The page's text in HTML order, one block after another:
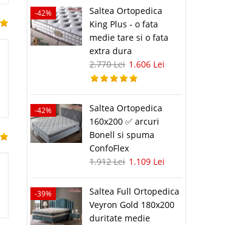
-42%
Saltea Ortopedica
King Plus - o fata
medie tare si o fata
extra dura
2.770 Lei 1.606 Lei
-42%
Saltea Ortopedica
160x200 ✅ arcuri
Bonell si spuma
ConfoFlex
1.912 Lei 1.109 Lei
-39%
Saltea Full Ortopedica
Veyron Gold 180x200
duritate medie